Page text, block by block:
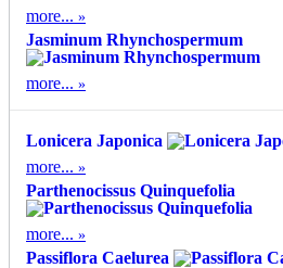
more...
Jasminum Rhynchospermum
more...
Lonicera Japonica
more...
Parthenocissus Quinquefolia
more...
Passiflora Caelurea